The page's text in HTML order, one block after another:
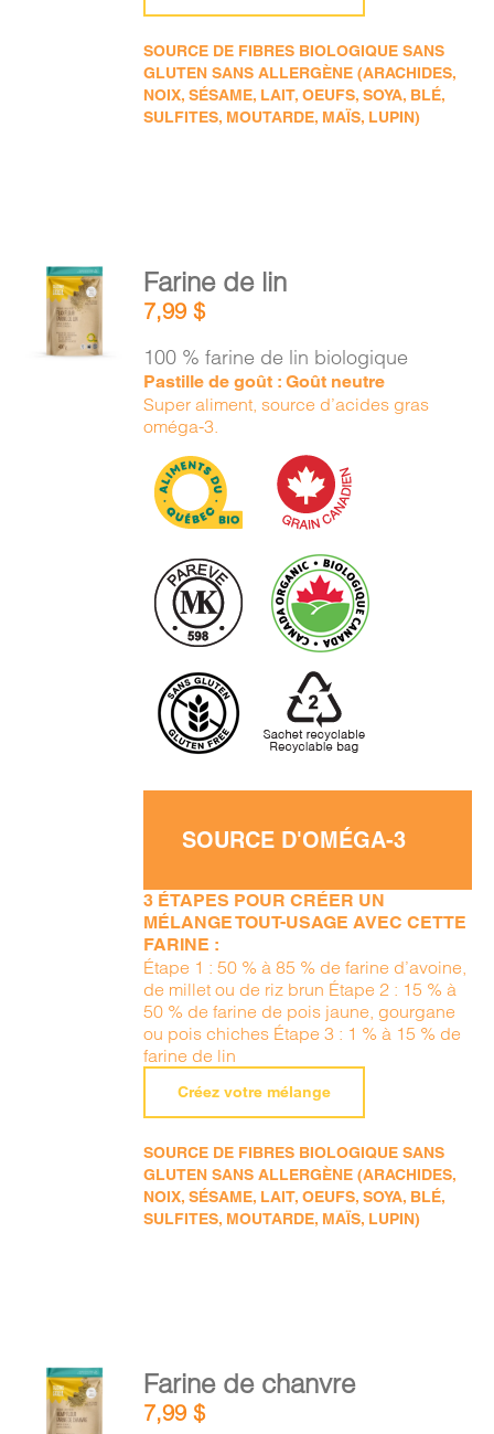
SOURCE DE FIBRES BIOLOGIQUE SANS
GLUTEN SANS ALLERGÈNE (ARACHIDES,
NOIX, SÉSAME, LAIT, OEUFS, SOYA, BLÉ,
SULFITES, MOUTARDE, MAÏS, LUPIN)
AJOUTER
AU
PANIER
/
Farine de lin
7,99$
100 % farine de lin biologique
Pastille de goût : Goût neutre
Super aliment, source d’acides gras
oméga-3.
SOURCE D'OMÉGA-3
3 ÉTAPES POUR CRÉER UN
MÉLANGE TOUT-USAGE AVEC CETTE
FARINE :
Étape 1 : 50 % à 85 % de farine d’avoine,
de millet ou de riz brun Étape 2 : 15 % à
50 % de farine de pois jaune, gourgane
ou pois chiches Étape 3 : 1 % à 15 % de
farine de lin
Créez votre mélange
SOURCE DE FIBRES BIOLOGIQUE SANS
GLUTEN SANS ALLERGÈNE (ARACHIDES,
NOIX, SÉSAME, LAIT, OEUFS, SOYA, BLÉ,
SULFITES, MOUTARDE, MAÏS, LUPIN)
AJOUTER
AU
PANIER
Farine de chanvre
7,99$